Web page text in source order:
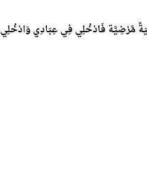
مَّرْضِيَّة فَادْخُلِي فِي عِبَادِي وَادْخُلِي